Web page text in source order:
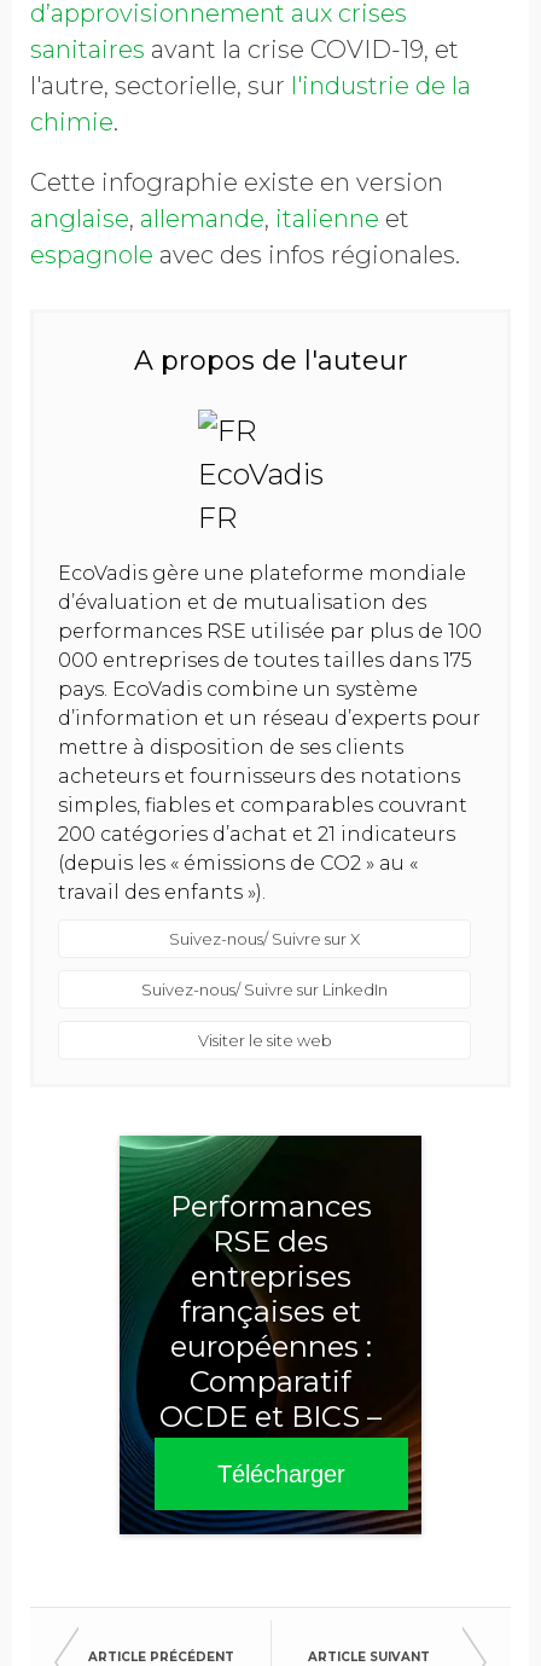
d’approvisionnement aux crises
sanitaires avant la crise COVID-19, et
l'autre, sectorielle, sur l'industrie de la
chimie.
Cette infographie existe en version
anglaise, allemande, italienne et
espagnole avec des infos régionales.
A propos de l'auteur
EcoVadis gère une plateforme mondiale
d’évaluation et de mutualisation des
performances RSE utilisée par plus de 100
000 entreprises de toutes tailles dans 175
pays. EcoVadis combine un système
d’information et un réseau d’experts pour
mettre à disposition de ses clients
acheteurs et fournisseurs des notations
simples, fiables et comparables couvrant
200 catégories d’achat et 21 indicateurs
(depuis les « émissions de CO2 » au «
travail des enfants »).
Suivez-nous/ Suivre sur X
Suivez-nous/ Suivre sur LinkedIn
Visiter le site web
Performances
RSE des
entreprises
françaises et
européennes :
Comparatif
OCDE et BICS –
2025
Télécharger
ARTICLE PRÉCÉDENT ARTICLE SUIVANT